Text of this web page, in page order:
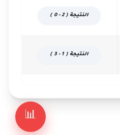
📊
النتيجة ( 2 - 0 )
النتيجة ( 1 - 3 )